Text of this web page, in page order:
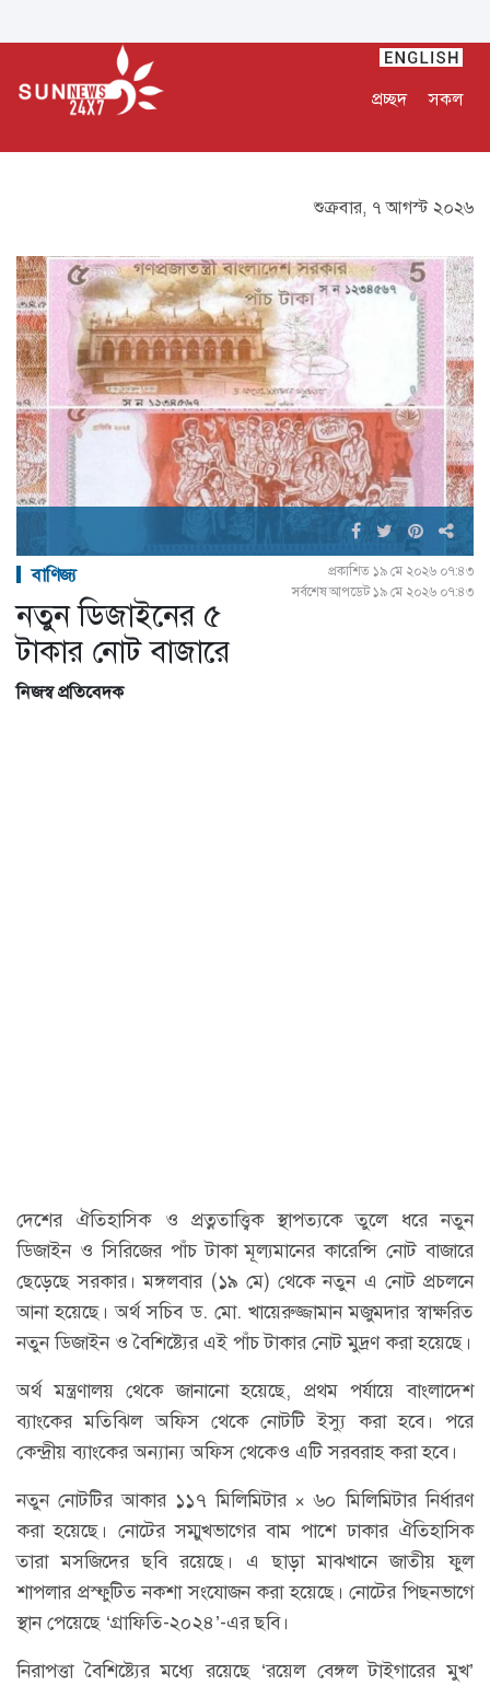
প্রচ্ছদ সকল
শুক্রবার, ৭ আগস্ট ২০২৬
বাণিজ্য
প্রকাশিত ১৯ মে ২০২৬ ০৭:৪৩
সর্বশেষ আপডেট ১৯ মে ২০২৬ ০৭:৪৩
নতুন ডিজাইনের ৫
টাকার নোট বাজারে
নিজস্ব প্রতিবেদক
দেশের ঐতিহাসিক ও প্রত্নতাত্ত্বিক স্থাপত্যকে তুলে ধরে নতুন
ডিজাইন ও সিরিজের পাঁচ টাকা মূল্যমানের কারেন্সি নোট বাজারে
ছেড়েছে সরকার। মঙ্গলবার (১৯ মে) থেকে নতুন এ নোট প্রচলনে
আনা হয়েছে। অর্থ সচিব ড. মো. খায়েরুজ্জামান মজুমদার স্বাক্ষরিত
নতুন ডিজাইন ও বৈশিষ্ট্যের এই পাঁচ টাকার নোট মুদ্রণ করা হয়েছে।
অর্থ মন্ত্রণালয় থেকে জানানো হয়েছে, প্রথম পর্যায়ে বাংলাদেশ
ব্যাংকের মতিঝিল অফিস থেকে নোটটি ইস্যু করা হবে। পরে
কেন্দ্রীয় ব্যাংকের অন্যান্য অফিস থেকেও এটি সরবরাহ করা হবে।
নতুন নোটটির আকার ১১৭ মিলিমিটার × ৬০ মিলিমিটার নির্ধারণ
করা হয়েছে। নোটের সম্মুখভাগের বাম পাশে ঢাকার ঐতিহাসিক
তারা মসজিদের ছবি রয়েছে। এ ছাড়া মাঝখানে জাতীয় ফুল
শাপলার প্রস্ফুটিত নকশা সংযোজন করা হয়েছে। নোটের পিছনভাগে
স্থান পেয়েছে ‘গ্রাফিতি-২০২৪’-এর ছবি।
নিরাপত্তা বৈশিষ্ট্যের মধ্যে রয়েছে ‘রয়েল বেঙ্গল টাইগারের মুখ’